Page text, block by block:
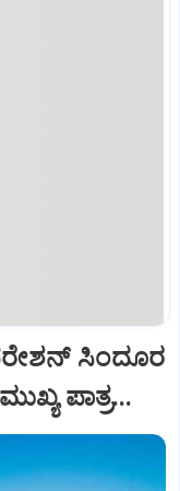
ಸಿಂದೂರ
ಪಾತ್ರ...